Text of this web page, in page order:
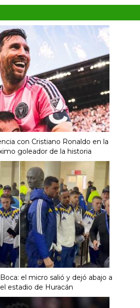
con Cristiano Ronaldo en la
goleador de la historia
el micro salió y dejó abajo a
estadio de Huracán